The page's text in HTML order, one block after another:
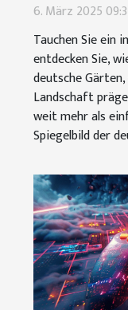
6. März 2025
Tauchen Sie ein
entdecken Sie,
deutsche
Landschaft
weit mehr als
Spiegelbild der